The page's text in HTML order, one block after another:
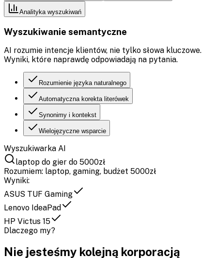
Analityka wyszukiwań
Wyszukiwanie semantyczne
AI rozumie intencje klientów, nie tylko słowa kluczowe.
Wyniki, które naprawdę odpowiadają na pytania.
Rozumienie języka naturalnego
Automatyczna korekta literówek
Synonimy i kontekst
Wielojęzyczne wsparcie
Wyszukiwarka AI
laptop do gier do 5000zł
Rozumiem: laptop, gaming, budżet 5000zł
Wyniki:
ASUS TUF Gaming
Lenovo IdeaPad
HP Victus 15
Dlaczego my?
Nie jesteśmy kolejną korporacją